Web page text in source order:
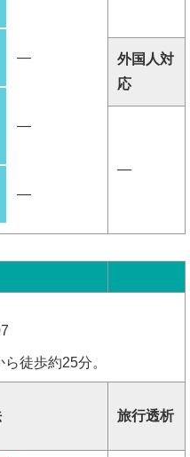
―
―
―
外国人対
応
―
徒歩約25分。
旅行透析